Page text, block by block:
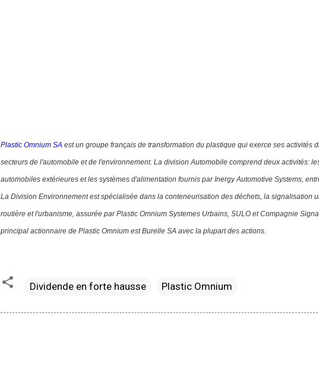
Plastic Omnium SA est un groupe français de transformation du plastique qui exerce ses activités
secteurs de l'automobile et de l'environnement. La division Automobile comprend deux activités:
automobiles extérieures et les systèmes d'alimentation fournis par Inergy Automotive Systems,
La Division Environnement est spécialisée dans la conteneurisation des déchets, la signalisation
routière et l'urbanisme, assurée par Plastic Omnium Systemes Urbains, SULO et Compagnie
principal actionnaire de Plastic Omnium est Burelle SA avec la plupart des actions.
Dividende en forte hausse Plastic Omnium